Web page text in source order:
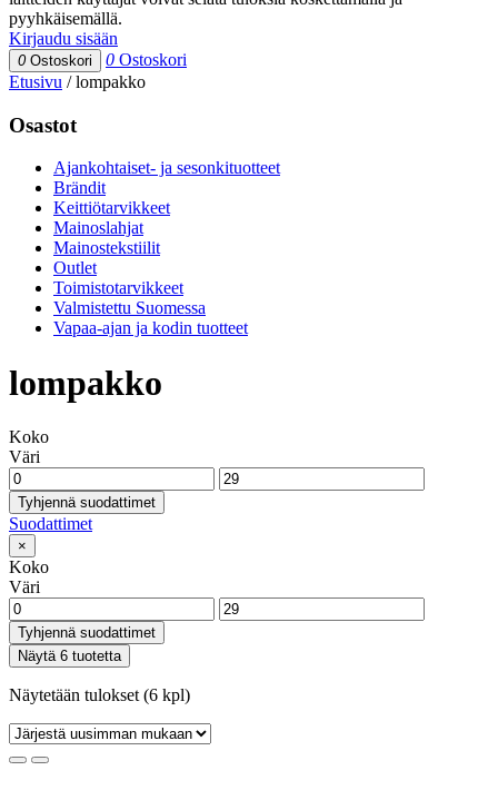
pyyhkäisemällä.
Kirjaudu sisään
0 Ostoskori 0 Ostoskori
Etusivu /lompakko
Osastot
Ajankohtaiset- ja sesonkituotteet
Brändit
Keittiötarvikkeet
Mainoslahjat
Mainostekstiilit
Outlet
Toimistotarvikkeet
Valmistettu Suomessa
Vapaa-ajan ja kodin tuotteet
lompakko
Koko
Väri
Tyhjennä suodattimet
Suodattimet
×
Koko
Väri
Tyhjennä suodattimet
Näytä 6 tuotetta
Näytetään tulokset (6 kpl)